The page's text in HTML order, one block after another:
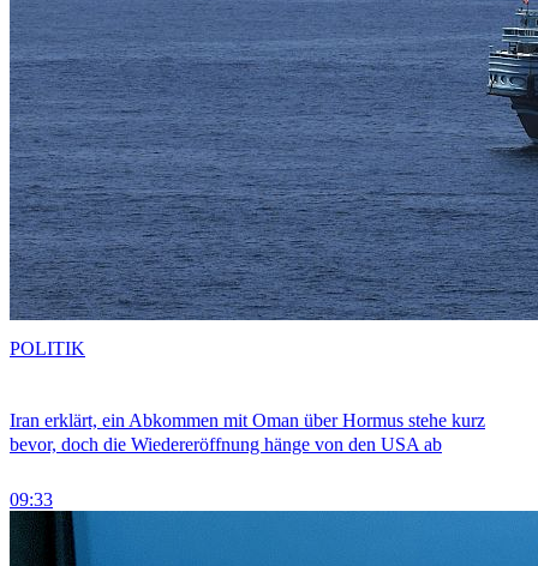
Iran erklärt, ein Abkommen mit Oman über Hormus stehe kurz
bevor, doch die Wiedereröffnung hänge von den USA ab
09:33
POLITIK